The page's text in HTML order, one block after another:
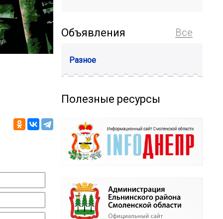
Все
Объявления
Разное
Полезные ресурсы